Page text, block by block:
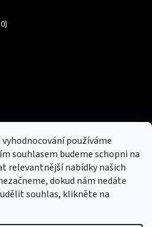
používáme
souhlasem budeme schopni na
relevantnější nabídky našich
dokud nám nedáte
souhlas, klikněte na